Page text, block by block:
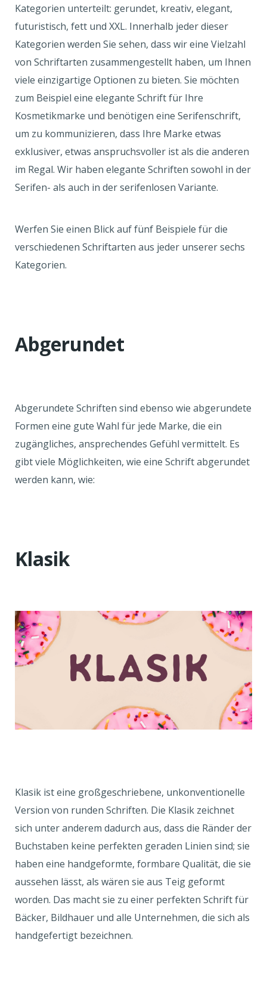
Kategorien unterteilt: gerundet, kreativ, elegant,
futuristisch, fett und XXL. Innerhalb jeder dieser
Kategorien werden Sie sehen, dass wir eine Vielzahl
von Schriftarten zusammengestellt haben, um Ihnen
viele einzigartige Optionen zu bieten. Sie möchten
zum Beispiel eine elegante Schrift für Ihre
Kosmetikmarke und benötigen eine Serifenschrift,
um zu kommunizieren, dass Ihre Marke etwas
exklusiver, etwas anspruchsvoller ist als die anderen
im Regal. Wir haben elegante Schriften sowohl in der
Serifen- als auch in der serifenlosen Variante.
Werfen Sie einen Blick auf fünf Beispiele für die
verschiedenen Schriftarten aus jeder unserer sechs
Kategorien.
Abgerundet
Abgerundete Schriften sind ebenso wie abgerundete
Formen eine gute Wahl für jede Marke, die ein
zugängliches, ansprechendes Gefühl vermittelt. Es
gibt viele Möglichkeiten, wie eine Schrift abgerundet
werden kann, wie:
Klasik
Klasik ist eine großgeschriebene, unkonventionelle
Version von runden Schriften. Die Klasik zeichnet
sich unter anderem dadurch aus, dass die Ränder der
Buchstaben keine perfekten geraden Linien sind; sie
haben eine handgeformte, formbare Qualität, die sie
aussehen lässt, als wären sie aus Teig geformt
worden. Das macht sie zu einer perfekten Schrift für
Bäcker, Bildhauer und alle Unternehmen, die sich als
handgefertigt bezeichnen.